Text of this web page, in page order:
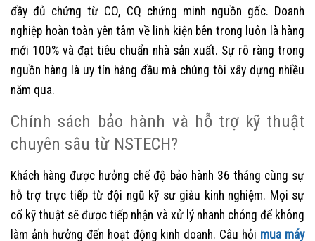
đầy đủ chứng từ CO, CQ chứng minh nguồn gốc. Doanh
nghiệp hoàn toàn yên tâm về linh kiện bên trong luôn là hàng
mới 100% và đạt tiêu chuẩn nhà sản xuất. Sự rõ ràng trong
nguồn hàng là uy tín hàng đầu mà chúng tôi xây dựng nhiều
năm qua.
Chính sách bảo hành và hỗ trợ kỹ thuật
chuyên sâu từ NSTECH?
Khách hàng được hưởng chế độ bảo hành 36 tháng cùng sự
hỗ trợ trực tiếp từ đội ngũ kỹ sư giàu kinh nghiệm. Mọi sự
cố kỹ thuật sẽ được tiếp nhận và xử lý nhanh chóng để không
làm ảnh hưởng đến hoạt động kinh doanh. Câu hỏi mua máy